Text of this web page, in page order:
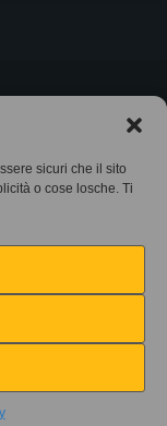
sicuri che il sito
o cose losche. Ti
•
Protocollo